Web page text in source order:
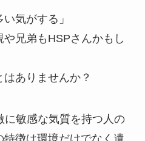
気がする」
や兄弟もHSPさんかもし
ありませんか？
に敏感な気質を持つ人の
徴は環境だけでなく遺